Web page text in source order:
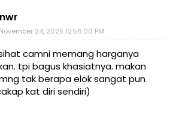
24, 2025 12:56:00 PM
camni memang harganya
tpi bagus khasiatnya. makan
tak berapa elok sangat pun
kat diri sendiri)